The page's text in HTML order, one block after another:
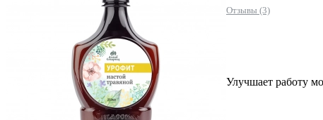
Отзывы (3)
Улучшает работу